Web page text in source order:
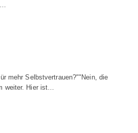
mehr Selbstvertrauen?""Nein, die
weiter. Hier ist…